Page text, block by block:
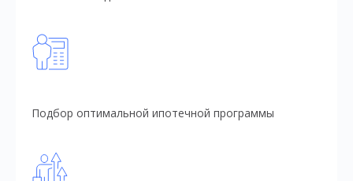
Подбор оптимальной ипотечной программы